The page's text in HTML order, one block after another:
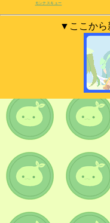
モンテスキュー
▼ここから